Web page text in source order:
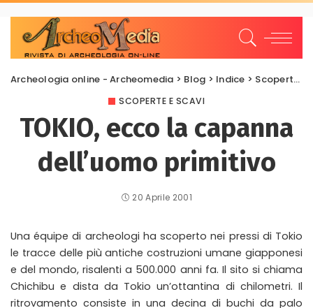
Archeologia online - Archeomedia > Blog > Indice > Scoperte e scavi
SCOPERTE E SCAVI
TOKIO, ecco la capanna
dell’uomo primitivo
20 Aprile 2001
Una équipe di archeologi ha scoperto nei pressi di Tokio
le tracce delle più antiche costruzioni umane giapponesi
e del mondo, risalenti a 500.000 anni fa. Il sito si chiama
Chichibu e dista da Tokio un’ottantina di chilometri. Il
ritrovamento consiste in una decina di buchi da palo